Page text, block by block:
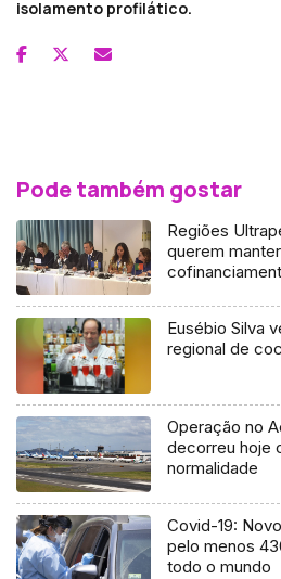
isolamento profilático.
Pode também gostar
Regiões
querem
Eusébio Silva
regional de
Operação no
decorreu hoje
normalidade
Covid-19:
pelo menos
todo o mundo